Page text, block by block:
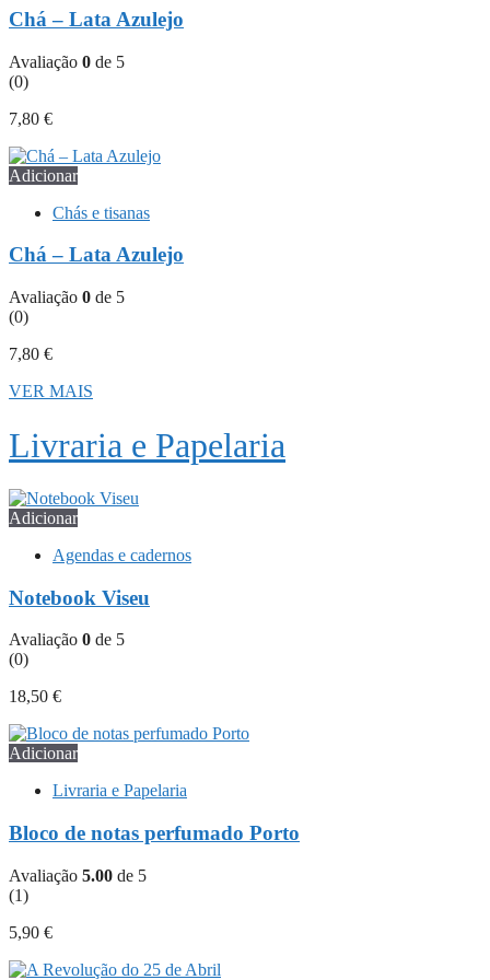
Chá – Lata Azulejo
Avaliação 0 de 5
(0)
7,80 €
Adicionar
Chás e tisanas
Chá – Lata Azulejo
Avaliação 0 de 5
(0)
7,80 €
VER MAIS
Livraria e Papelaria
Adicionar
Agendas e cadernos
Notebook Viseu
Avaliação 0 de 5
(0)
18,50 €
Adicionar
Livraria e Papelaria
Bloco de notas perfumado Porto
Avaliação 5.00 de 5
(1)
5,90 €